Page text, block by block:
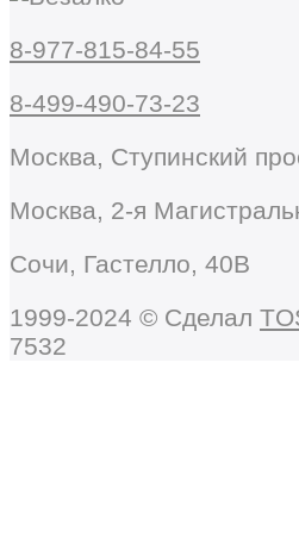
8-977-815-84-55
8-499-490-73-23
Москва, Ступинский
Москва, 2-я
Сочи, Гастелло, 40В
1999-2024 © Сделал
7532